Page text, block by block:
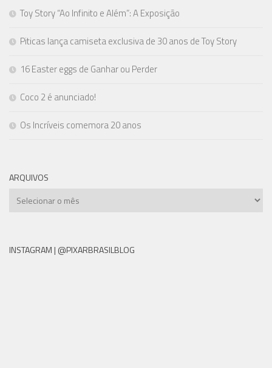
Toy Story “Ao Infinito e Além”: A Exposição
Piticas lança camiseta exclusiva de 30 anos de Toy Story
16 Easter eggs de Ganhar ou Perder
Coco 2 é anunciado!
Os Incríveis comemora 20 anos
ARQUIVOS
Arquivos
INSTAGRAM | @PIXARBRASILBLOG